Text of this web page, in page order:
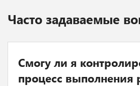
Часто задаваемые
Смогу ли я
процесс выполнения